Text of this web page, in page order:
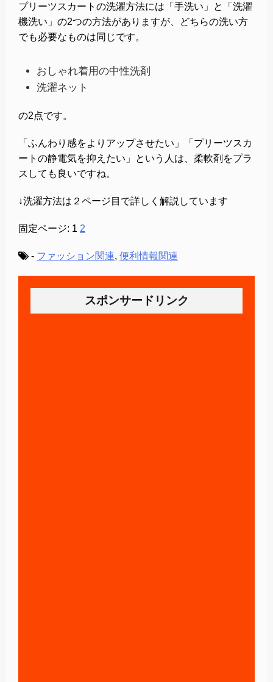
プリーツスカートの洗濯方法には「手洗い」と「洗濯
機洗い」の2つの方法がありますが、どちらの洗い方
でも必要なものは同じです。
おしゃれ着用の中性洗剤
洗濯ネット
の2点です。
「ふんわり感をよりアップさせたい」「プリーツスカ
ートの静電気を抑えたい」という人は、柔軟剤をプラ
スしても良いですね。
↓洗濯方法は２ページ目で詳しく解説しています
固定ページ: 1 2
- ファッション関連, 便利情報関連
スポンサードリンク